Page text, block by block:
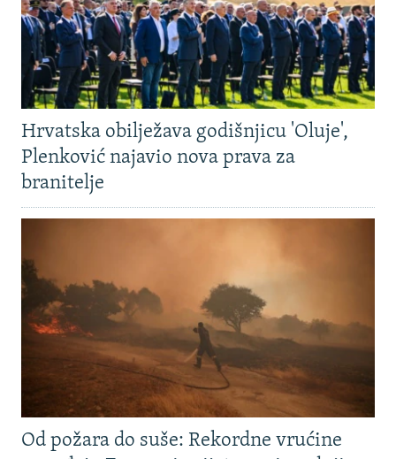
Hrvatska obilježava godišnjicu 'Oluje',
Plenković najavio nova prava za
branitelje
Od požara do suše: Rekordne vrućine